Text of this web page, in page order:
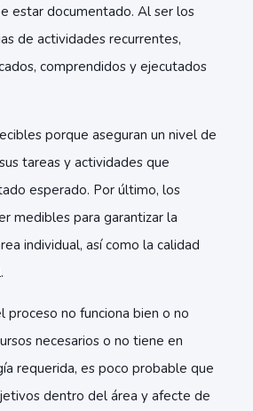
estar documentado. Al ser los
de actividades recurrentes,
comprendidos y ejecutados
porque aseguran un nivel de
tareas y actividades que
esperado. Por último, los
medibles para garantizar la
individual, así como la calidad
proceso no funciona bien o no
necesarios o no tiene en
requerida, es poco probable que
dentro del área y afecte de